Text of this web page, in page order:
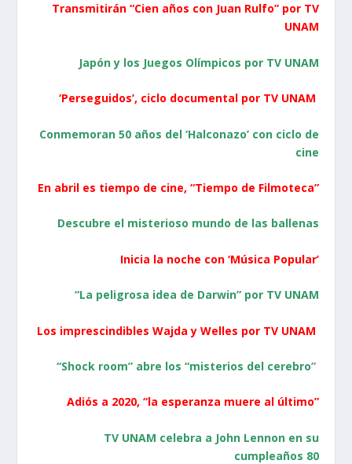
Transmitirán “Cien años con Juan Rulfo” por TV
UNAM
Japón y los Juegos Olímpicos por TV UNAM
‘Perseguidos’, ciclo documental por TV UNAM
Conmemoran 50 años del ‘Halconazo’ con ciclo de
cine
En abril es tiempo de cine, “Tiempo de Filmoteca”
Descubre el misterioso mundo de las ballenas
Inicia la noche con ‘Música Popular’
“La peligrosa idea de Darwin” por TV UNAM
Los imprescindibles Wajda y Welles por TV UNAM
“Shock room” abre los “misterios del cerebro”
Adiós a 2020, “la esperanza muere al último”
TV UNAM celebra a John Lennon en su
cumpleaños 80